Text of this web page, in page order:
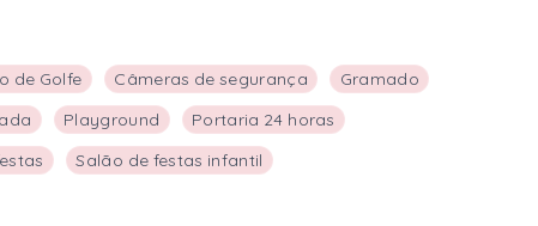
de Golfe Câmeras de segurança
Gramado
Playground
Portaria 24 horas
Salão de festas infantil